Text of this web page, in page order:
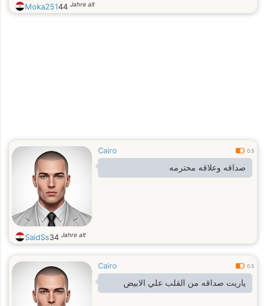
Moka25144 Jahre alt
Cairo 0.5
صداقه وعلاقه محترمه
SaidSs34 Jahre alt
Cairo 0.5
ياريت صداقه من القلب علي الابيض